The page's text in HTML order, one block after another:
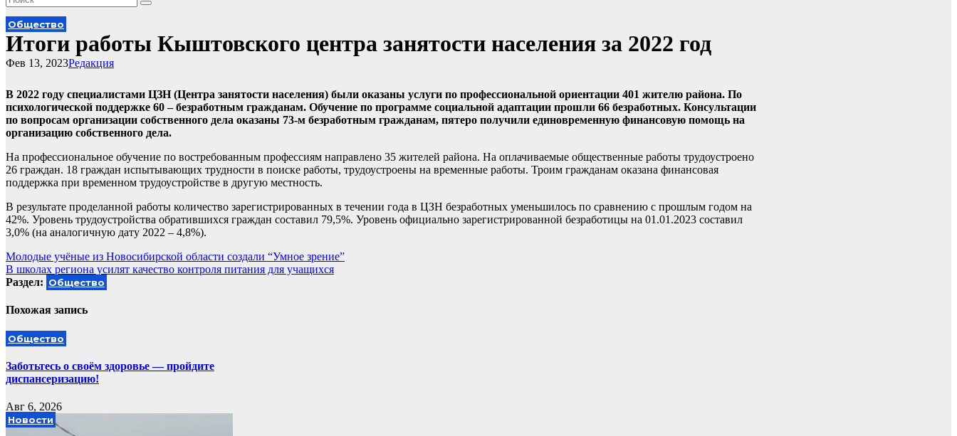
Общество
Итоги работы Кыштовского центра занятости населения за 2022 год
Редакция
Фев 13, 2023
В 2022 году специалистами ЦЗН (Центра занятости населения) были оказаны услуги по профессиональной ориентации 401 жителю района. По
психологической поддержке 60 – безработным гражданам. Обучение по программе социальной адаптации прошли 66 безработных. Консультации
по вопросам организации собственного дела оказаны 73-м безработным гражданам, пятеро получили единовременную финансовую помощь на
организацию собственного дела.
На профессиональное обучение по востребованным профессиям направлено 35 жителей района. На оплачиваемые общественные работы трудоустроено
26 граждан. 18 граждан испытывающих трудности в поиске работы, трудоустроены на временные работы. Троим гражданам оказана финансовая
поддержка при временном трудоустройстве в другую местность.
В результате проделанной работы количество зарегистрированных в течении года в ЦЗН безработных уменьшилось по сравнению с прошлым годом на
42%. Уровень трудоустройства обратившихся граждан составил 79,5%. Уровень официально зарегистрированной безработицы на 01.01.2023 составил
3,0% (на аналогичную дату 2022 – 4,8%).
Навигация
по
Молодые учёные из Новосибирской области создали “Умное зрение”
В школах региона усилят качество контроля питания для учащихся
Раздел: Общество
Похожая запись
Общество
Заботьтесь о своём здоровье — пройдите
диспансеризацию!
Авг 6, 2026
Новости